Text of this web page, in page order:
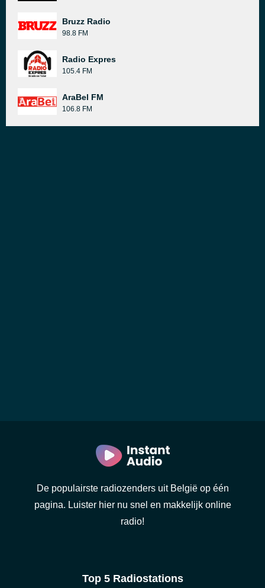
Bruzz Radio
98.8 FM
Radio Expres
105.4 FM
AraBel FM
106.8 FM
De populairste radiozenders uit België op één
pagina. Luister hier nu snel en makkelijk online
radio!
Top 5 Radiostations